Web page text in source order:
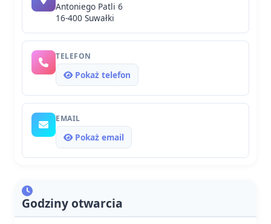
Antoniego Patli 6
16-400 Suwałki
TELEFON
Pokaż telefon
EMAIL
Pokaż email
Godziny otwarcia